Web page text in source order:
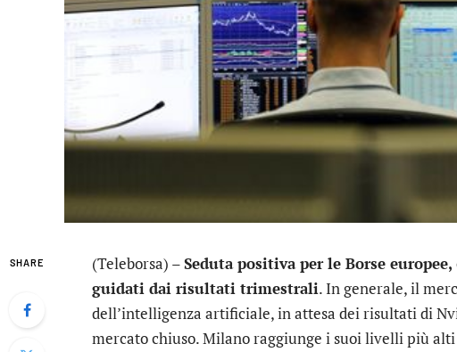
SHARE (Teleborsa) –Seduta positiva per le Borse europee,
guidati dai risultati trimestrali. In generale, il
dell’intelligenza artificiale, in attesa dei risultati di
mercato chiuso. Milano raggiunge i suoi livelli più